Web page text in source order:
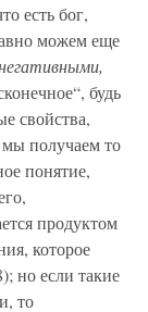
есть бог,
можем еще
будь
свойства,
мы получаем то
понятие,
продуктом
которое
но если такие
то